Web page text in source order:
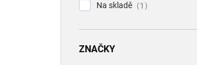
Na skladě 1
ZNAČKY